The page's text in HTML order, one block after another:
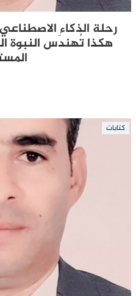
رحلة الذكاء
هكذا تُهندَس النبوة
كتابات